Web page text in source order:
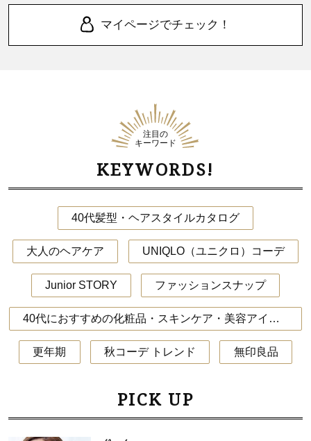
マイページでチェック！
注目の
キーワード
KEYWORDS!
40代髪型・ヘアスタイルカタログ
大人のヘアケア UNIQLO（ユニクロ）コーデ
Junior STORY ファッションスナップ
40代におすすめの化粧品・スキンケア・美容アイテム
更年期 秋コーデ トレンド 無印良品
PICK UP